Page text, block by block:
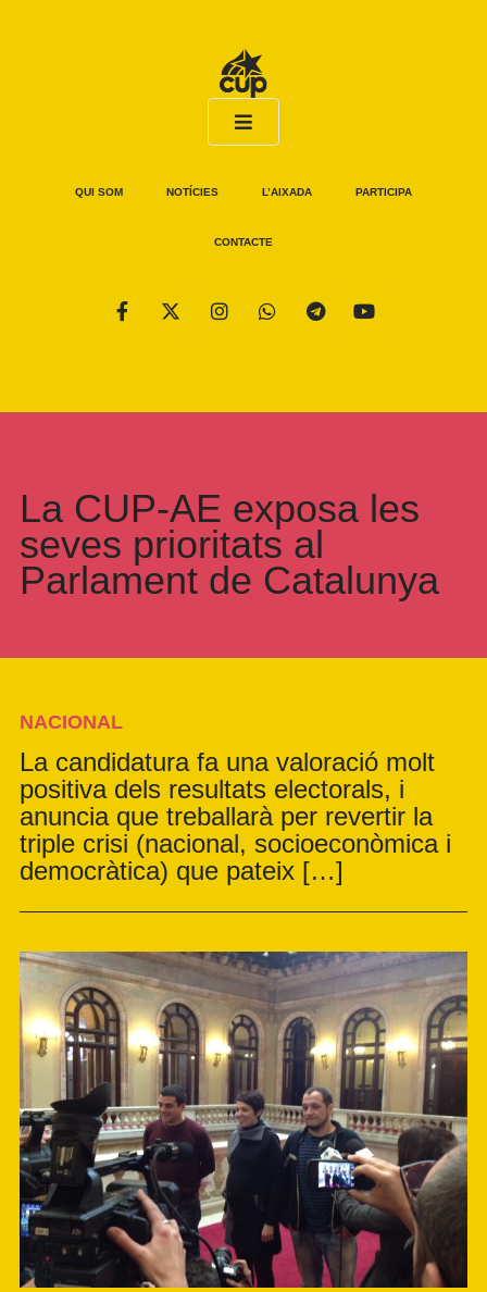
QUI SOM NOTÍCIES L’AIXADA PARTICIPA
CONTACTE
La CUP-AE exposa les
seves prioritats al
Parlament de Catalunya
NACIONAL
La candidatura fa una valoració molt
positiva dels resultats electorals, i
anuncia que treballarà per revertir la
triple crisi (nacional, socioeconòmica i
democràtica) que pateix […]